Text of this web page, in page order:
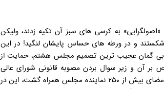
به کرسی های سبز آن تکیه زدند، ولیکن
و در ورطه های حساس پایشان لنگید! در این
مقصود آن است تا صرفا به مصداق خوانی برخی از این ورطه های حساس بپردازیم: ۱- بی گمان عجیب ترین تصمیم مجلس هشتم، حمایت از
ای خاص بر آن و زیر سوال بردن مصوبه قانونی شورای عالی
انقلاب فرهنگی بود می باشد. این نامه ی حمایتی که در وجه “عبدالله جاسبی” صادر می شد، با امضای بیش از ۲۵۰ نماینده مجلس همراه گشت، این در